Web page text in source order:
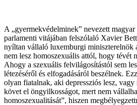
A „gyermekvédelminek” nevezett
parlamenti vitájában felszólaló Xavier
nyíltan vállaló luxemburgi miniszterelnök
nem lesz homoszexuális attól, hogy tévét
Ahogy a szexuális felvilágosítástól sem
létezéséről és elfogadásáról beszélnek.
olyan fiatalnak, aki depressziós lesz, vagy
követ el öngyilkosságot, mert nem
homoszexualitását”, hiszen